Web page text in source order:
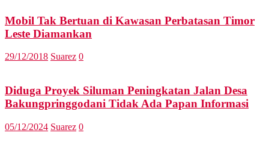
Mobil Tak Bertuan di Kawasan Perbatasan Timor
Leste Diamankan
29/12/2018 Suarez 0
Diduga Proyek Siluman Peningkatan Jalan Desa
Bakungpringgodani Tidak Ada Papan Informasi
05/12/2024 Suarez 0